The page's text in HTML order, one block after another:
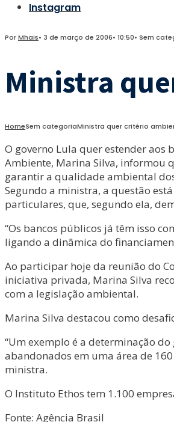
Instagram
PorMhais• 3 de março de 2006• 10:50• Sem
Ministra
HomeSem categoriaMinistra quer critério
O governo Lula quer estender
Ambiente, Marina Silva, informou
garantir a qualidade ambiental
Segundo a ministra, a questão
particulares, que, segundo ela,
“Os bancos públicos já têm isso
ligando a dinâmica do
Ao participar hoje da reunião do
iniciativa privada, Marina Silva
com a legislação ambiental.
Marina Silva destacou como
“Um exemplo é a determinação
abandonados em uma área de
ministra.
O Instituto Ethos tem 1.100
Fonte: Agência Brasil